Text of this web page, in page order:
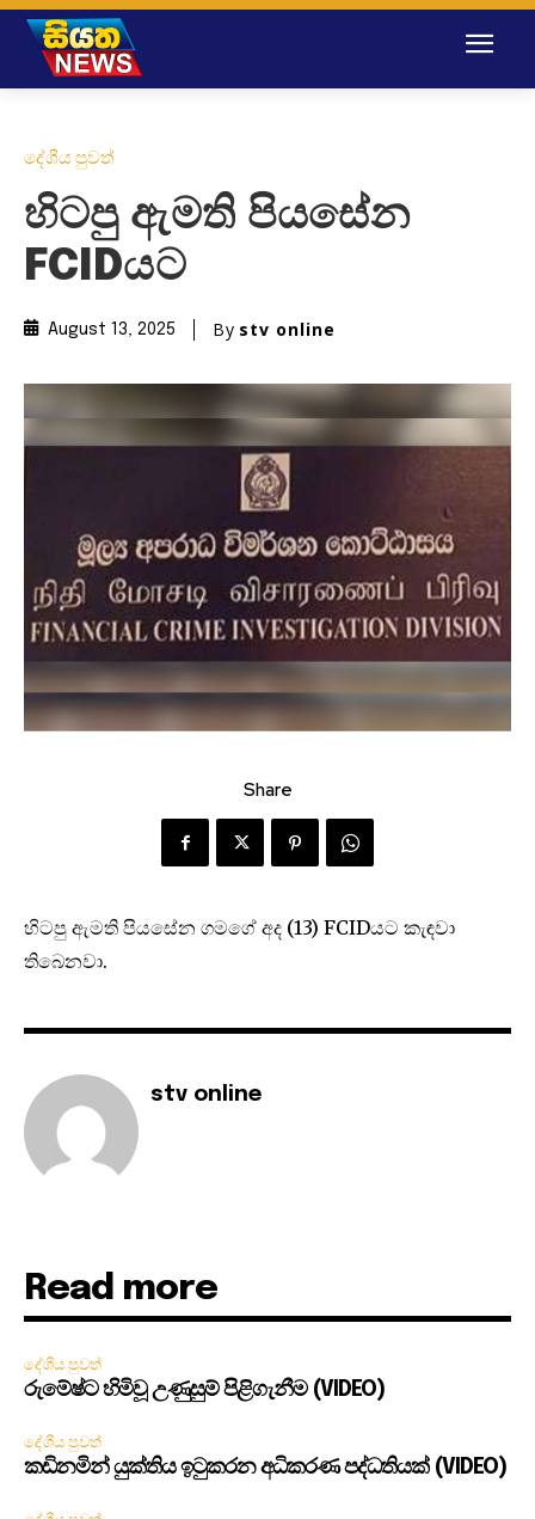
දේශීය පුවත්
හිටපු ඇමති පියසේන
FCIDයට
August 13, 2025 By stv online
Share
හිටපු ඇමති පියසේන ගමගේ අද (13) FCIDයට කැඳවා
තිබෙනවා.
stv online
Read more
දේශීය පුවත්
රුමේෂ්ට හිමිවූ උණුසුම් පිළිගැනීම (VIDEO)
දේශීය පුවත්
කඩිනමින් යුක්තිය ඉටුකරන අධිකරණ පද්ධතියක් (VIDEO)